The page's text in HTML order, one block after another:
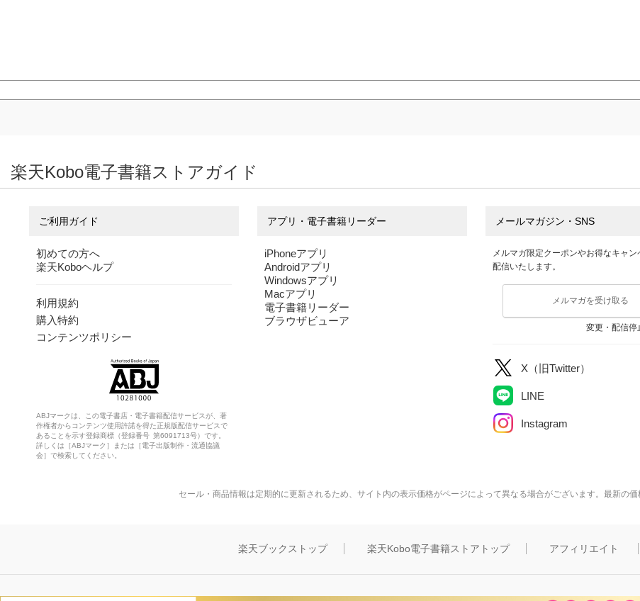
楽天Kobo電子書籍ストアガイド
ご利用ガイド
初めての方へ
楽天Koboヘルプ
利用規約
購入特約
コンテンツポリシー
ABJマークは、この電子書店・電子書籍配信サービスが、著
作権者からコンテンツ使用許諾を得た正規版配信サービスで
あることを示す登録商標（登録番号 第6091713号）です。
詳しくは［ABJマーク］または［電子出版制作・流通協議
会］で検索してください。
アプリ・電子書籍リーダー
iPhoneアプリ
Androidアプリ
Windowsアプリ
Macアプリ
電子書籍リーダー
ブラウザビューア
メールマガジン・SNS
メルマガ限定クーポンやお得なキャン
配信いたします。
メルマガを受け取る
変更・配信停
X（旧Twitter）
LINE
Instagram
セール・商品情報は定期的に更新されるため、サイト内の表示価格がページによって異なる場合がございます。最新の価
楽天ブックストップ 楽天Kobo電子書籍ストアトップ アフィリエイト